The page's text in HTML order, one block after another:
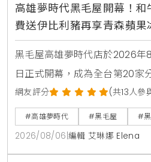
高雄夢時代黑毛屋開幕！
費送伊比利豬再享青森蘋果
黑毛屋高雄夢時代店於2026年
日正式開幕，成為全台第20家
鍋物套餐380元起，並推出夏季
開張，黑毛屋聯名On the
冰淇淋，開幕期間更祭出追蹤
與消費滿額送冰淇淋等多重優
網友評分 (共13人參
#高雄夢時代 #黑毛屋 #
2026/08/06 編輯 艾琳娜 Elena